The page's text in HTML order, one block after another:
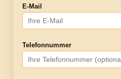
E-Mail
Telefonnummer